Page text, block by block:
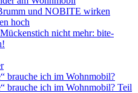
und NOBITE wirken
hoch
nicht mehr: bite-
brauche ich im Wohnmobil?
brauche ich im Wohnmobil? Teil